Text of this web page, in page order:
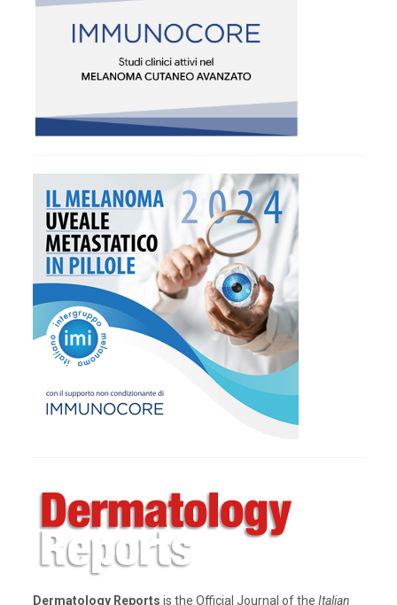
Dermatology Reports is the Official Journal of the Italian